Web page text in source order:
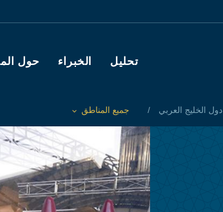
Main navigation
تحليل الخبراء حول
دول الخليج العربي
Toggle List of
جميع المناطق